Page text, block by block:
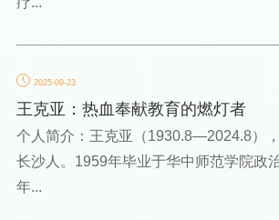
2025-09-23
王克亚：热血奉献教育的燃灯者
个人简介：王克亚（1930.8—2024.8）
长沙人。1959年毕业于华中师范学院政
年...